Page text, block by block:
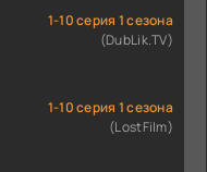
1-10 серия 1 сезона
(DubLik.TV)
1-10 серия 1 сезона
(LostFilm)